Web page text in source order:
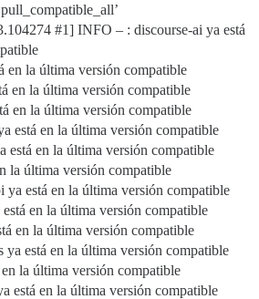
#1] INFO – : discourse-ai ya está
en la última versión compatible
en la última versión compatible
en la última versión compatible
está en la última versión compatible
está en la última versión compatible
la última versión compatible
ya está en la última versión compatible
en la última versión compatible
en la última versión compatible
ya está en la última versión compatible
la última versión compatible
está en la última versión compatible